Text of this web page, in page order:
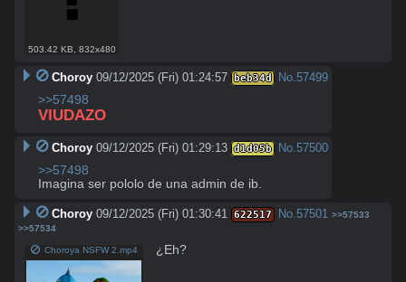
503.42 KB 832x480
Choroy 09/12/2025 (Fri) 01:24:57 beb34d No.57499
>>57498
VIUDAZO
Choroy 09/12/2025 (Fri) 01:29:13 d1d05b No.57500
>>57498
Imagina ser pololo de una admin de ib.
Choroy 09/12/2025 (Fri) 01:30:41 622517 No.57501 >>57533
>>57534
Choroya NSFW 2.mp4 ¿Eh?